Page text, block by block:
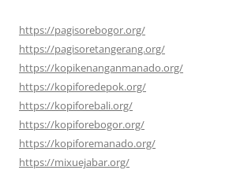
https://pagisorebogor.org/
https://pagisoretangerang.org/
https://kopikenanganmanado.org/
https://kopiforedepok.org/
https://kopiforebali.org/
https://kopiforebogor.org/
https://kopiforemanado.org/
https://mixuejabar.org/